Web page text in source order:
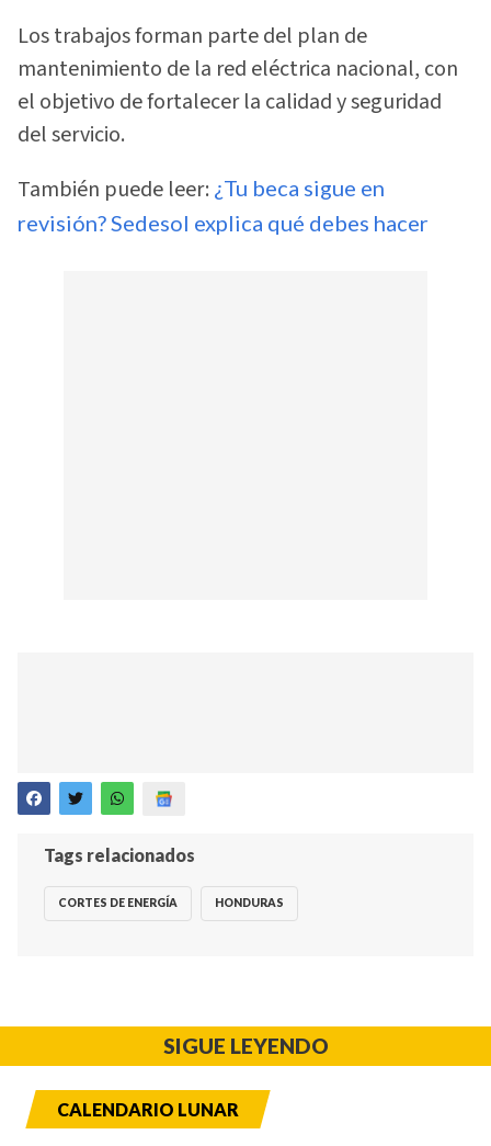
Los trabajos forman parte del plan de
mantenimiento de la red eléctrica nacional, con
el objetivo de fortalecer la calidad y seguridad
del servicio.
También puede leer: ¿Tu beca sigue en
revisión? Sedesol explica qué debes hacer
Tags relacionados
CORTES DE ENERGÍA HONDURAS
SIGUE LEYENDO
CALENDARIO LUNAR